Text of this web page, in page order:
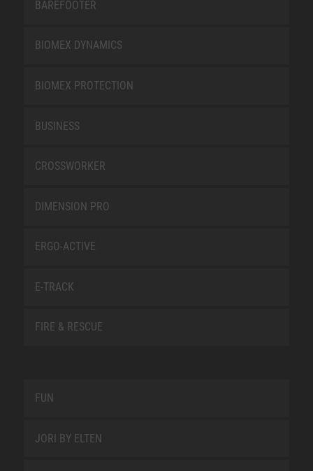
BAREFOOTER
BIOMEX DYNAMICS
BIOMEX PROTECTION
BUSINESS
CROSSWORKER
DIMENSION PRO
ERGO-ACTIVE
E-TRACK
FIRE & RESCUE
FUN
JORI BY ELTEN